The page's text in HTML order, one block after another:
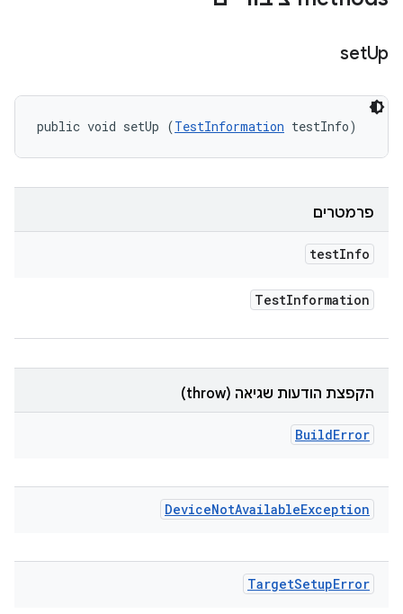
setUp
public void setUp (TestInformation testInfo)
פרמטרים
testInfo
TestInformation
הקפצת הודעות שגיאה (throw)
BuildError
DeviceNotAvailableException
TargetSetupError